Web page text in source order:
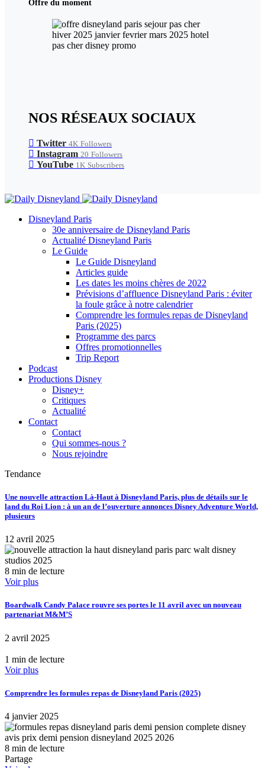
Offre du moment
NOS RÉSEAUX SOCIAUX
Twitter 4K Followers
Instagram 20 Followers
YouTube 1K Subscribers
Disneyland Paris
30e anniversaire de Disneyland Paris
Actualité Disneyland Paris
Le Guide
Le Guide Disneyland
Articles guide
Les dates les moins chères de 2022
Prévisions d’affluence Disneyland Paris : éviter
la foule grâce à notre calendrier
Comprendre les formules repas de Disneyland
Paris (2025)
Programme des parcs
Offres promotionnelles
Trip Report
Podcast
Productions Disney
Disney+
Critiques
Actualité
Contact
Contact
Qui sommes-nous ?
Nous rejoindre
Tendance
Une nouvelle attraction Là-Haut à Disneyland Paris, plus de détails sur le
land du Roi Lion : à un an de l’ouverture annonces Disney Adventure World,
plusieurs
12 avril 2025
8 min de lecture
Voir plus
Boardwalk Candy Palace rouvre ses portes le 11 avril avec un nouveau
partenariat M&M’S
2 avril 2025
1 min de lecture
Voir plus
Comprendre les formules repas de Disneyland Paris (2025)
4 janvier 2025
8 min de lecture
Partage